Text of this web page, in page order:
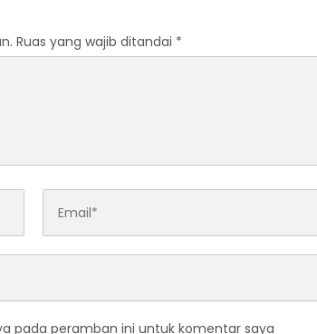
Ruas yang wajib ditandai *
pada peramban ini untuk komentar saya